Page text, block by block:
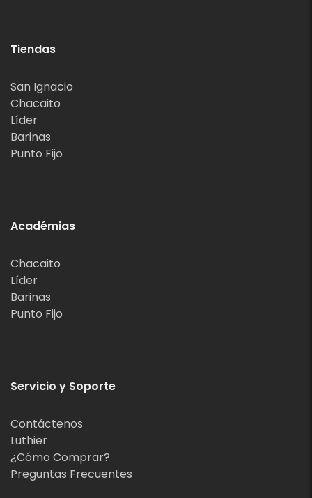
Tiendas
San Ignacio
Chacaito
Líder
Barinas
Punto Fijo
Académias
Chacaito
Líder
Barinas
Punto Fijo
Servicio y Soporte
Contáctenos
Luthier
¿Cómo Comprar?
Preguntas Frecuentes